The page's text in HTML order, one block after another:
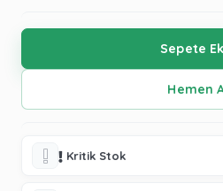
Kritik Stok